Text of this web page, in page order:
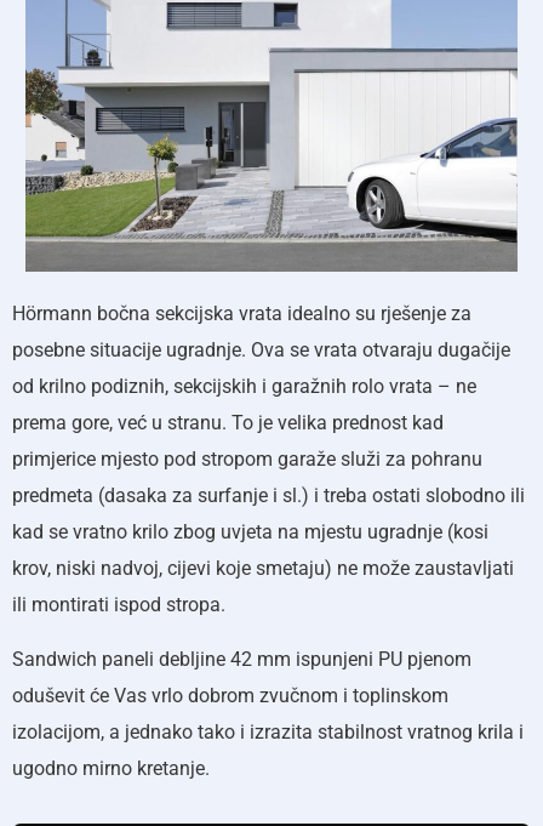
Hörmann bočna sekcijska vrata idealno su rješenje za
posebne situacije ugradnje. Ova se vrata otvaraju dugačije
od krilno podiznih, sekcijskih i garažnih rolo vrata – ne
prema gore, već u stranu. To je velika prednost kad
primjerice mjesto pod stropom garaže služi za pohranu
predmeta (dasaka za surfanje i sl.) i treba ostati slobodno ili
kad se vratno krilo zbog uvjeta na mjestu ugradnje (kosi
krov, niski nadvoj, cijevi koje smetaju) ne može zaustavljati
ili montirati ispod stropa.
Sandwich paneli debljine 42 mm ispunjeni PU pjenom
oduševit će Vas vrlo dobrom zvučnom i toplinskom
izolacijom, a jednako tako i izrazita stabilnost vratnog krila i
ugodno mirno kretanje.